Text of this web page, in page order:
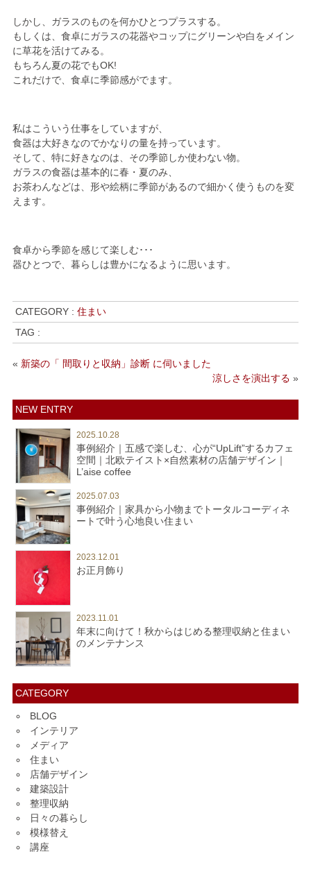
しかし、ガラスのものを何かひとつプラスする。
もしくは、食卓にガラスの花器やコップにグリーンや白をメイン
に草花を活けてみる。
もちろん夏の花でもOK!
これだけで、食卓に季節感がでます。
私はこういう仕事をしていますが、
食器は大好きなのでかなりの量を持っています。
そして、特に好きなのは、その季節しか使わない物。
ガラスの食器は基本的に春・夏のみ、
お茶わんなどは、形や絵柄に季節があるので細かく使うものを変
えます。
食卓から季節を感じて楽しむ･･･
器ひとつで、暮らしは豊かになるように思います。
CATEGORY : 住まい
TAG :
« 新築の「 間取りと収納」診断 に伺いました
涼しさを演出する »
NEW ENTRY
2025.10.28
事例紹介｜五感で楽しむ、心が“UpLift”するカフェ
空間｜北欧テイスト×自然素材の店舗デザイン｜
L’aise coffee
2025.07.03
事例紹介｜家具から小物までトータルコーディネ
ートで叶う心地良い住まい
2023.12.01
お正月飾り
2023.11.01
年末に向けて！秋からはじめる整理収納と住まい
のメンテナンス
CATEGORY
BLOG
インテリア
メディア
住まい
店舗デザイン
建築設計
整理収納
日々の暮らし
模様替え
講座